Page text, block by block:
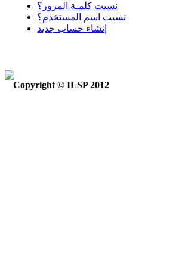
نسيت كلمـة المرور؟
نسيت اسم المستخدم؟
إنشاء حساب جديد
Copyright © ILSP 2012